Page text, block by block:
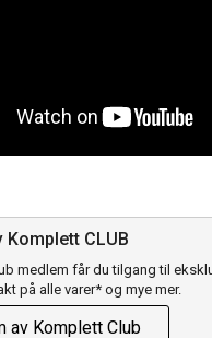
Komplett CLUB
medlem får du tilgang til
på alle varer* og mye mer.
av Komplett Club